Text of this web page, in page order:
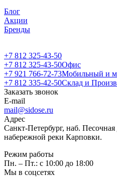
Блог
Акции
Бренды
+7 812 325-43-50
+7 812 325-43-50Офис
+7 921 766-72-73Мобильный и
+7 812 335-42-50Склад и
Заказать звонок
E-mail
mail@sidose.ru
Адрес
Санкт-Петербург, наб.
набережной реки Карповки.
Режим работы
Пн. – Пт.: с 10:00 до 18:00
Мы в соцсетях